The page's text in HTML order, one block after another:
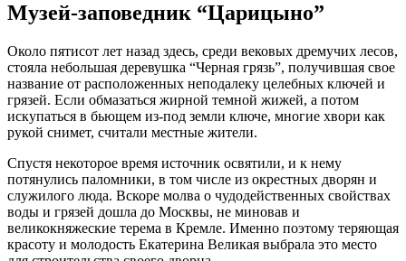
Музей-заповедник “Царицыно”
Около пятисот лет назад здесь, cреди вековых дремучих лесов,
стояла небольшая деревушка “Черная грязь”, получившая свое
название от расположенных неподалеку целебных ключей и
грязей. Если обмазаться жирной темной жижей, а потом
искупаться в бьющем из-под земли ключе, многие хвори как
рукой снимет, считали местные жители.
Спустя некоторое время источник освятили, и к нему
потянулись паломники, в том числе из окрестных дворян и
служилого люда. Вскоре молва о чудодейственных свойствах
воды и грязей дошла до Москвы, не миновав и
великокняжеские терема в Кремле. Именно поэтому теряющая
красоту и молодость Екатерина Великая выбрала это место